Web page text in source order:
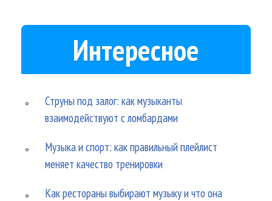
Интересное
Струны под залог: как музыканты
взаимодействуют с ломбардами
Музыка и спорт: как правильный плейлист
меняет качество тренировки
Как рестораны выбирают музыку и что она